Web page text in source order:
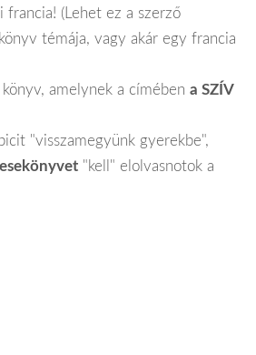
francia! (Lehet ez a szerző
témája, vagy akár egy francia
amelynek a címében a SZÍV
"visszamegyünk gyerekbe",
"kell" elolvasnotok a